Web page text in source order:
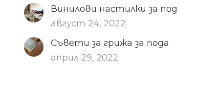
Винилови настилки за под
август 24, 2022
Съвети за грижа за пода
април 29, 2022